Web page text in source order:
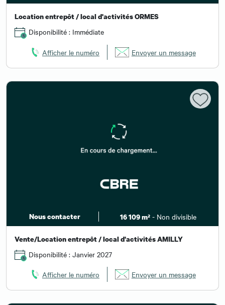
Location entrepôt / local d'activités ORMES
Disponibilité : Immédiate
Afficher le numéro Envoyer un message
Nous contacter 16 109 m²- Non divisible
Vente/Location entrepôt / local d'activités AMILLY
Disponibilité : Janvier 2027
Afficher le numéro Envoyer un message